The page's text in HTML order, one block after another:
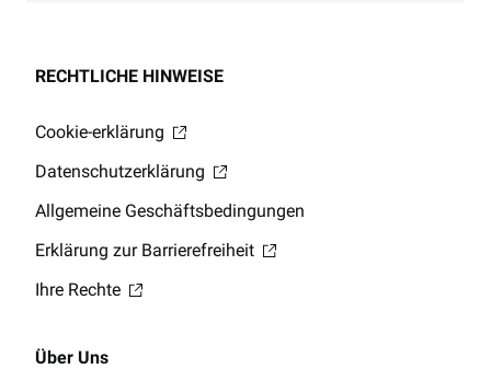
RECHTLICHE HINWEISE
Cookie-erklärung
Datenschutzerklärung
Allgemeine Geschäftsbedingungen
Erklärung zur Barrierefreiheit
Ihre Rechte
Über Uns